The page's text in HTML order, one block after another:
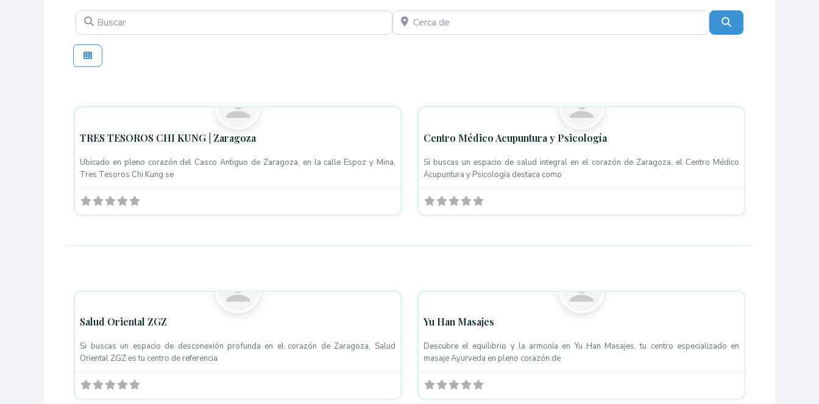
Buscar Cerca de Buscar
TRES TESOROS CHI KUNG | Zaragoza
Ubicado en pleno corazón del Casco Antiguo de Zaragoza, en la calle Espoz y Mina,
Tres Tesoros Chi Kung se
Centro Médico Acupuntura y Psicología
Si buscas un espacio de salud integral en el corazón de Zaragoza, el Centro Médico
Acupuntura y Psicología destaca como
Salud Oriental ZGZ
Si buscas un espacio de desconexión profunda en el corazón de Zaragoza, Salud
Oriental ZGZ es tu centro de referencia
Yu Han Masajes
Descubre el equilibrio y la armonía en Yu Han Masajes, tu centro especializado en
masaje Ayurveda en pleno corazón de